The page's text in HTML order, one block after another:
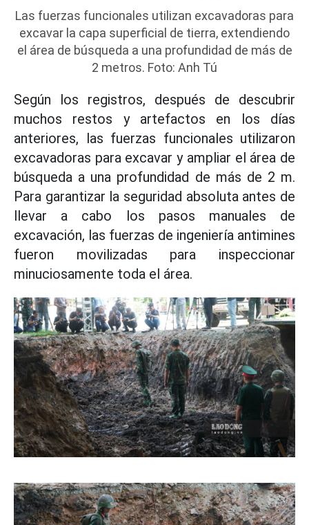
Las fuerzas funcionales utilizan excavadoras para
excavar la capa superficial de tierra, extendiendo
el área de búsqueda a una profundidad de más de
2 metros. Foto: Anh Tú
Según los registros, después de descubrir
muchos restos y artefactos en los días
anteriores, las fuerzas funcionales utilizaron
excavadoras para excavar y ampliar el área de
búsqueda a una profundidad de más de 2 m.
Para garantizar la seguridad absoluta antes de
llevar a cabo los pasos manuales de
excavación, las fuerzas de ingeniería antimines
fueron movilizadas para inspeccionar
minuciosamente toda el área.